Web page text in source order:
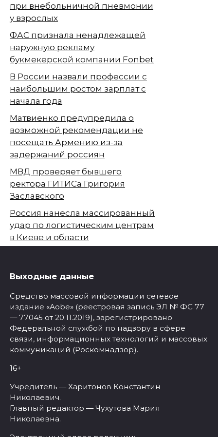
при внебольничной пневмонии
у взрослых
ФАС признала ненадлежащей
наружную рекламу
букмекерской компании Fonbet
В России назвали профессии с
наибольшим ростом зарплат с
начала года
Матвиенко предупредила о
возможной рекомендации не
посещать Армению из-за
задержаний россиян
МВД проверяет бывшего
ректора ГИТИСа Григория
Заславского
Россия нанесла массированный
удар по логистическим центрам
в Киеве и области
Выходные данные
Средство массовой информации сетевое
издание «Aobe» (реестровая запись ЭЛ № ФС 77
— 77045 от 20.11.2019), зарегистрировано
Федеральной службой по надзору в сфере
связи, информационных технологий и массовых
коммуникаций (Роскомнадзор).
16+
Учредитель — Харитонов Константин
Николаевич.
Главный редактор — Чухутова Мария
Николаевна.